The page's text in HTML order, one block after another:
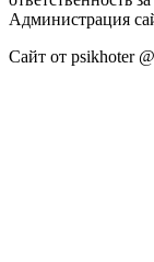
Администрация
Сайт от psikhoter